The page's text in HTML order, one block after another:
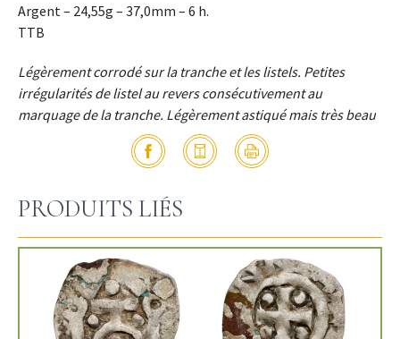
Argent – 24,55g – 37,0mm – 6 h.
TTB
Légèrement corrodé sur la tranche et les listels. Petites
irrégularités de listel au revers consécutivement au
marquage de la tranche. Légèrement astiqué mais très beau
PRODUITS LIÉS